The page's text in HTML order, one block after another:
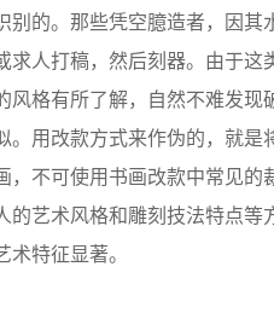
别的。那些凭空臆造者，因
求人打稿，然后刻器。由于
风格有所了解，自然不难发
。用改款方式来作伪的，就
，不可使用书画改款中常见
艺术风格和雕刻技法特点等
特征显著。